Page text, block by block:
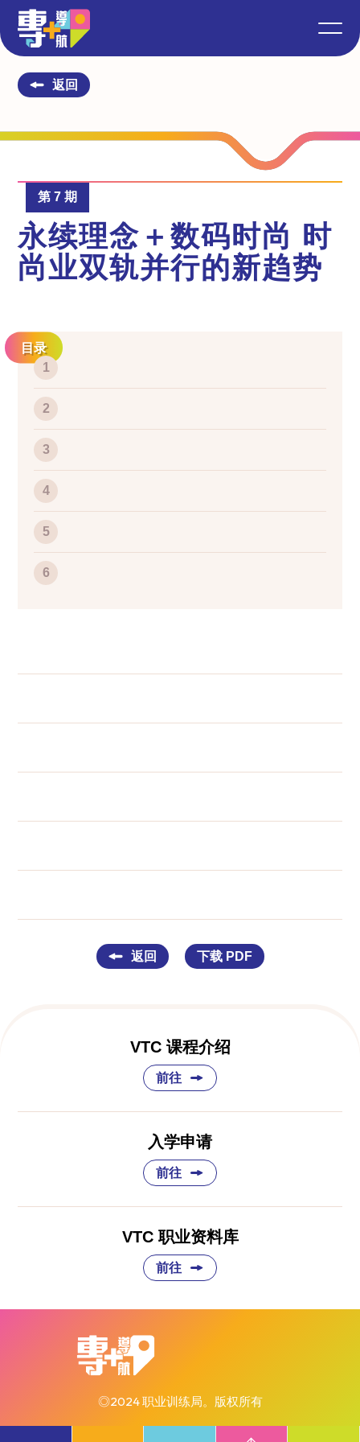
返回
第 7 期
永续理念＋数码时尚 时
尚业双轨并行的新趋势
目录
1
2
3
4
5
6
返回 下载 PDF
VTC 课程介绍
前往
入学申请
前往
VTC 职业资料库
前往
◎2024 职业训练局。版权所有